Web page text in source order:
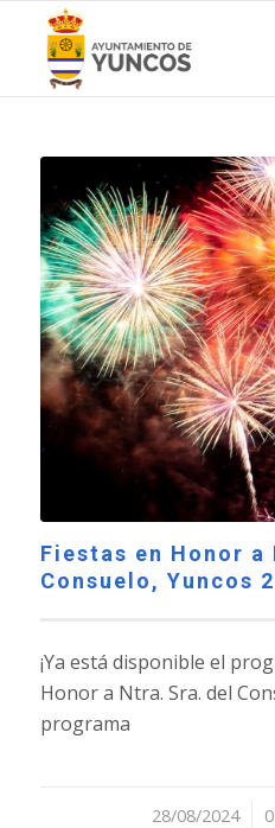
Fiestas en Honor
Consuelo, Yuncos
¡Ya está disponible el
Honor a Ntra. Sra. del
programa
28/08/2024
/